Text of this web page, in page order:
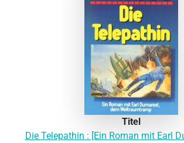
Titel
Die Telepathin : [Ein Roman mit Earl